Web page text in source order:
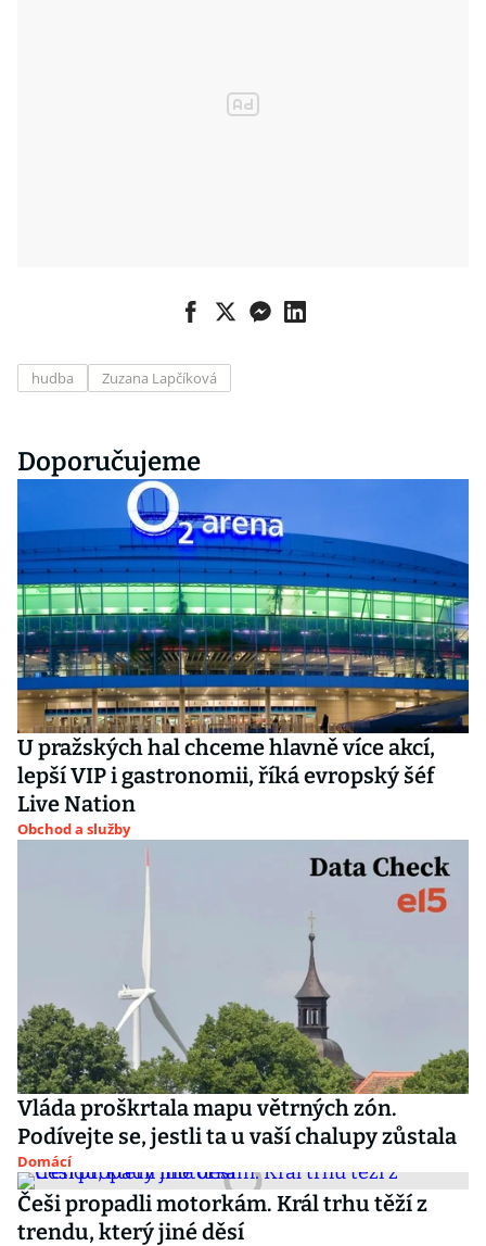
hudba Zuzana Lapčíková
Doporučujeme
U pražských hal chceme hlavně více akcí,
lepší VIP i gastronomii, říká evropský šéf
Live Nation
Obchod a služby
Vláda proškrtala mapu větrných zón.
Podívejte se, jestli ta u vaší chalupy zůstala
Domácí
Češi propadli motorkám. Král trhu těží z
trendu, který jiné děsí